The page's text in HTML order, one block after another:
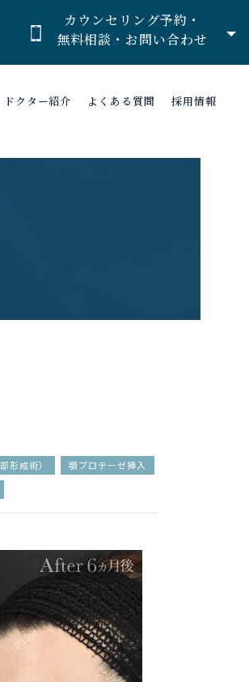
カウンセリング予約・
無料相談・お問い合わせ
ドクター紹介 よくある質問 採用情報
形成術）
顎プロテーゼ挿入